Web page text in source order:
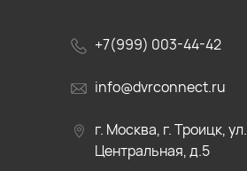
+7(999) 003-44-42
info@dvrconnect.ru
г. Москва, г. Троицк, ул.
Центральная, д.5